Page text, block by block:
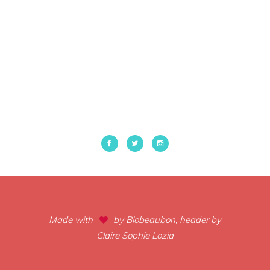
Made with
by Biobeaubon, header by
Claire Sophie Lozia